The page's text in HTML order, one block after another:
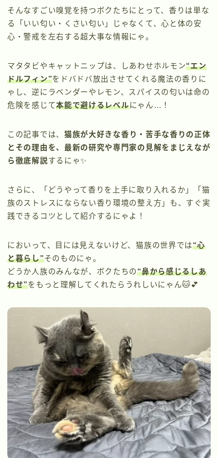
そんなすごい嗅覚を持つボクたちにとって、香りは単な
る「いい匂い・くさい匂い」じゃなくて、心と体の安
心・警戒を左右する超大事な情報にゃ。
マタタビやキャットニップは、しあわせホルモン“エン
ドルフィン”をドバドバ放出させてくれる魔法の香りに
ゃし、逆にラベンダーやレモン、スパイスの匂いは命の
危険を感じて本能で避けるレベルにゃん…！
この記事では、 猫族が大好きな香り・苦手な香りの正体
とその理由を、最新の研究や専門家の見解をまじえなが
ら徹底解説するにゃ✨
さらに、「どうやって香りを上手に取り入れるか」「猫
族のストレスにならない香り環境の整え方」も、すぐ実
践できるコツとして紹介するにゃよ！
においって、目には見えないけど、猫族の世界では“心
と暮らし”そのものにゃ。
どうか人族のみんなが、ボクたちの“鼻から感じるしあ
わせ”をもっと理解してくれたらうれしいにゃん🐱💕